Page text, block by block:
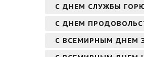
С ДНЕМ СЛУЖБЫ
С ДНЕМ
С ВСЕМИРНЫМ ДНЕМ